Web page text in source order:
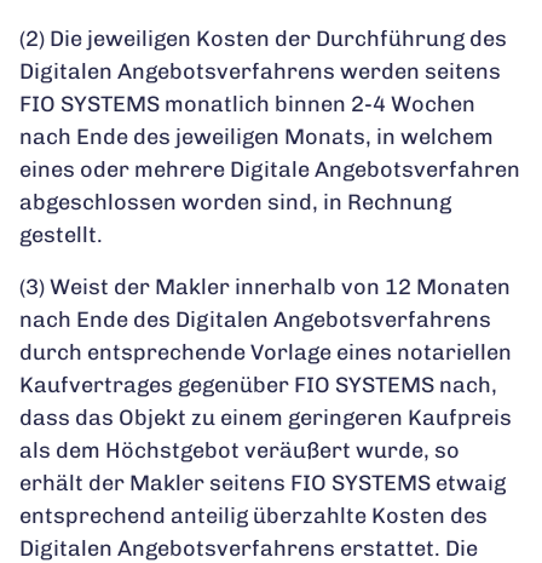
(2) Die jeweiligen Kosten der Durchführung des
Digitalen Angebotsverfahrens werden seitens
FIO SYSTEMS monatlich binnen 2-4 Wochen
nach Ende des jeweiligen Monats, in welchem
eines oder mehrere Digitale Angebotsverfahren
abgeschlossen worden sind, in Rechnung
gestellt.
(3) Weist der Makler innerhalb von 12 Monaten
nach Ende des Digitalen Angebotsverfahrens
durch entsprechende Vorlage eines notariellen
Kaufvertrages gegenüber FIO SYSTEMS nach,
dass das Objekt zu einem geringeren Kaufpreis
als dem Höchstgebot veräußert wurde, so
erhält der Makler seitens FIO SYSTEMS etwaig
entsprechend anteilig überzahlte Kosten des
Digitalen Angebotsverfahrens erstattet. Die